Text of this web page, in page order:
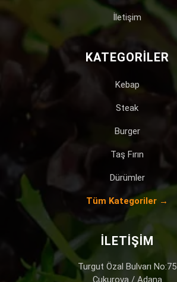
İletişim
KATEGORILER
Kebap
Steak
Burger
Taş Fırın
Dürümler
Tüm Kategoriler →
İLETIŞIM
Turgut Özal Bulvarı No:75
Çukurova / Adana